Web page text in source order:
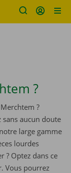
?
?
sans aucun doute
large gamme
lourdes
? Optez dans ce
Vous pourrez